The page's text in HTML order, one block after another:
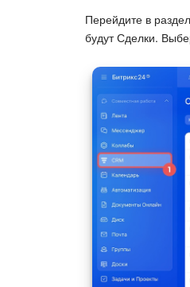
Перейдите в
будут Сделки.